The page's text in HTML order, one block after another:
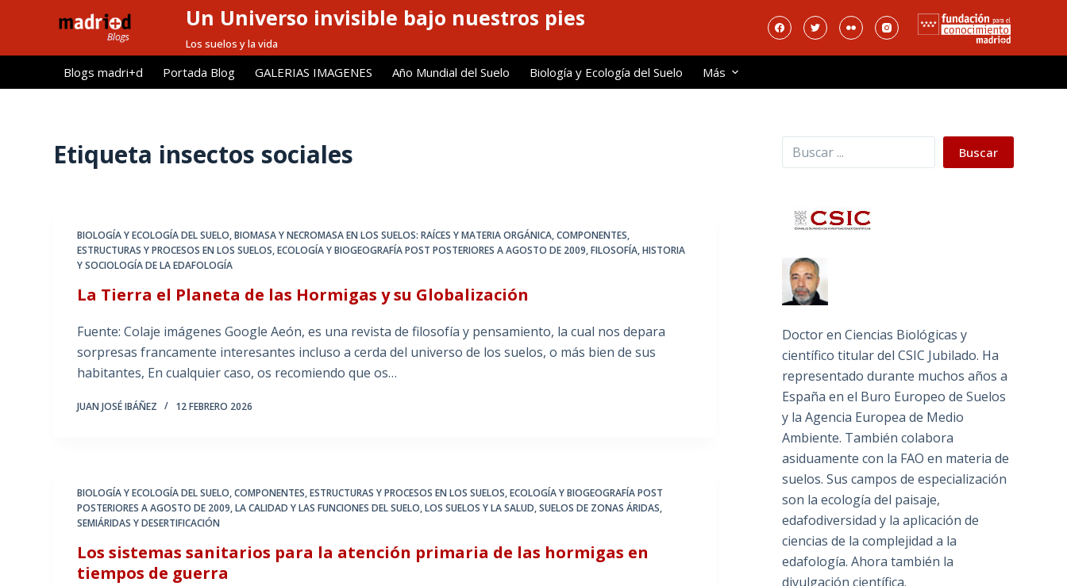
l
Un Universo invisible bajo nuestros pies
Los suelos y la vida
Blogs madri+d Portada Blog GALERIAS IMAGENES Año Mundial del Suelo Biología y Ecología del Suelo Más
Etiqueta insectos sociales
BIOLOGÍA Y ECOLOGÍA DEL SUELO,BIOMASA Y NECROMASA EN LOS SUELOS: RAÍCES Y MATERIA ORGÁNICA,COMPONENTES,
ESTRUCTURAS Y PROCESOS EN LOS SUELOS,ECOLOGÍA Y BIOGEOGRAFÍA POST POSTERIORES A AGOSTO DE 2009,FILOSOFÍA, HISTORIA
Y SOCIOLOGÍA DE LA EDAFOLOGÍA
La Tierra el Planeta de las Hormigas y su Globalización
Fuente: Colaje imágenes Google Aeón, es una revista de filosofía y pensamiento, la cual nos depara
sorpresas francamente interesantes incluso a cerda del universo de los suelos, o más bien de sus
habitantes, En cualquier caso, os recomiendo que os…
JUAN JOSÉ IBÁÑEZ 12 FEBRERO 2026
BIOLOGÍA Y ECOLOGÍA DEL SUELO,COMPONENTES, ESTRUCTURAS Y PROCESOS EN LOS SUELOS,ECOLOGÍA Y BIOGEOGRAFÍA POST
POSTERIORES A AGOSTO DE 2009,LA CALIDAD Y LAS FUNCIONES DEL SUELO,LOS SUELOS Y LA SALUD,SUELOS DE ZONAS ÁRIDAS,
SEMIÁRIDAS Y DESERTIFICACIÓN
Los sistemas sanitarios para la atención primaria de las hormigas en
tiempos de guerra
Buscar Buscar
Doctor en Ciencias Biológicas y
científico titular del CSIC Jubilado. Ha
representado durante muchos años a
España en el Buro Europeo de Suelos
y la Agencia Europea de Medio
Ambiente. También colabora
asiduamente con la FAO en materia de
suelos. Sus campos de especialización
son la ecología del paisaje,
edafodiversidad y la aplicación de
ciencias de la complejidad a la
edafología. Ahora también la
divulgación científica.